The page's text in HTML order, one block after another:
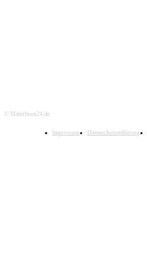
© Mainrhoen24.de
Impressum Datenschutzerklärung